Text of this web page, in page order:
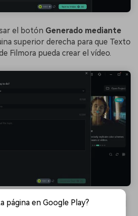
el botón Generado mediante
superior derecha para que Texto
Filmora pueda crear el vídeo.
información como el tema del
página en Google Play?